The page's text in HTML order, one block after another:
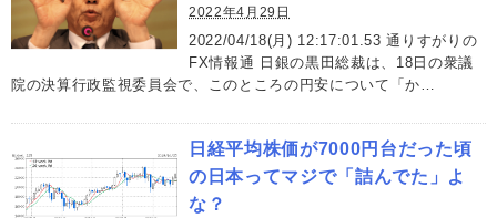
2022年4月29日
2022/04/18(月) 12:17:01.53 通りすがりの
FX情報通 日銀の黒田総裁は、18日の衆議
院の決算行政監視委員会で、このところの円安について「か…
日経平均株価が7000円台だった頃
の日本ってマジで「詰んでた」よ
な？